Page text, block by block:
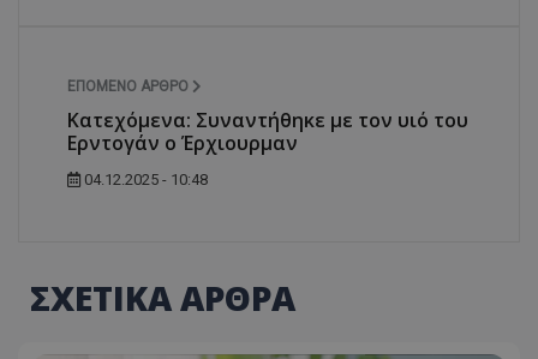
ΕΠΌΜΕΝΟ ΆΡΘΡΟ
Κατεχόμενα: Συναντήθηκε με τον υιό του
Ερντογάν ο Έρχιουρμαν
04.12.2025 - 10:48
ΣΧΕΤΙΚΑ ΑΡΘΡΑ